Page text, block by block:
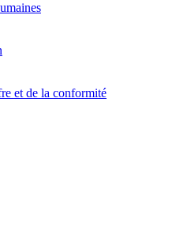
et de la conformité